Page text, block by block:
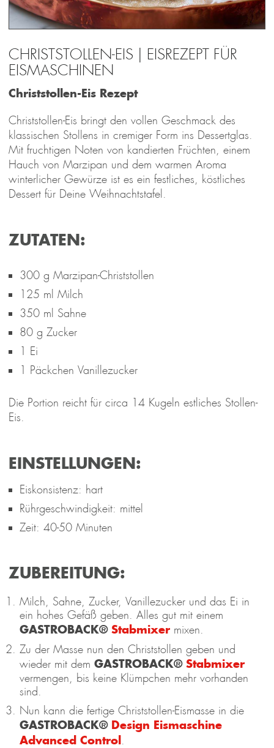
CHRISTSTOLLEN-EIS | EISREZEPT FÜR
EISMASCHINEN
Christstollen-Eis Rezept
Christstollen-Eis bringt den vollen Geschmack des
klassischen Stollens in cremiger Form ins Dessertglas.
Mit fruchtigen Noten von kandierten Früchten, einem
Hauch von Marzipan und dem warmen Aroma
winterlicher Gewürze ist es ein festliches, köstliches
Dessert für Deine Weihnachtstafel.
ZUTATEN:
300 g Marzipan-Christstollen
125 ml Milch
350 ml Sahne
80 g Zucker
1 Ei
1 Päckchen Vanillezucker
Die Portion reicht für circa 14 Kugeln estliches Stollen-
Eis.
EINSTELLUNGEN:
Eiskonsistenz: hart
Rührgeschwindigkeit: mittel
Zeit: 40-50 Minuten
ZUBEREITUNG:
Milch, Sahne, Zucker, Vanillezucker und das Ei in
ein hohes Gefäß geben. Alles gut mit einem
GASTROBACK®Stabmixer mixen.
Zu der Masse nun den Christstollen geben und
wieder mit demGASTROBACK®Stabmixer
vermengen, bis keine Klümpchen mehr vorhanden
sind.
Nun kann die fertige Christstollen-Eismasse in die
GASTROBACK® Design Eismaschine
Advanced Control.